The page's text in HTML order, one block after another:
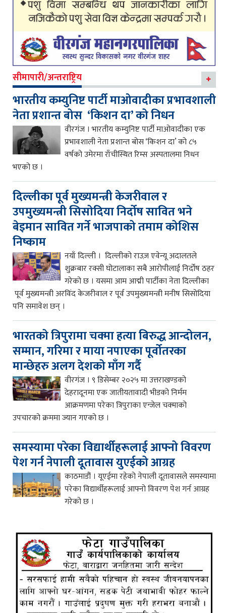
सीमापारी/अन्तराष्ट्रिय
भारतीय कम्युनिष्ट पार्टी माओवादीका प्रभावशाली
नेता प्रशान्त बोस ‘किशन दा’ को निधन
वीरगंज । भारतीय कम्युनिष्ट पार्टी माओवादीका एक
प्रभावशाली नेता प्रशान्त बोस ‘किशन दा’ को ८५
वर्षको उमेरमा राँचीस्थित रिम्स अस्पतालमा निधन
भएको छ ।
दिल्लीका पूर्व मुख्यमन्त्री केजरीवाल र
उपमुख्यमन्त्री सिसोदिया निर्दोष सावित भने
बेइमान सावित गर्ने भाजपाको तमाम कोशिस
निष्काम
नयाँ दिल्ली । दिल्लीको राउज़ एवेन्यू अदालतले
शुक्रबार रक्सी घोटालाका सबै आरोपीलाई निर्दोष ठहर
गरेको छ । यसमा आम आद्मी पार्टीका नेता दिल्लीका
पूर्व मुख्यमन्त्री अरविंद केजरीवाल र पूर्व उपमुख्यमन्त्री मनीष सिसोदिया
पनि समावेश छन् ।
भारतको त्रिपुरामा चक्मा हत्या बिरुद्ध आन्दोलन,
सम्मान, गरिमा र माया नपाएका पूर्वोतरका
मान्छेहरु अलग देशको माँग गर्दै
वीरगंज । ९ डिसेम्बर २०२५ मा उत्तराखण्डको
देहरादूनमा एक जातीयतावादी भीडको निर्मम
आक्रमणमा परेका त्रिपुराका एन्जेल चक्माको
उपचारको क्रममा ज्यान गएको छ ।
समस्यामा परेका विद्यार्थीहरूलाई आफ्नो विवरण
पेश गर्न नेपाली दूतावास युएईको आग्रह
काठमाडौं । यूएईमा रहेको नेपाली दूतावासले समस्यामा
परेका विद्यार्थीहरूलाई आफ्नो विवरण पेश गर्न आग्रह
गरेको छ ।